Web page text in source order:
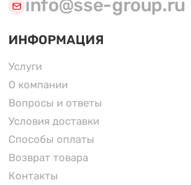
ИНФОРМАЦИЯ
Услуги
О компании
Вопросы и ответы
Условия доставки
Способы оплаты
Возврат товара
Контакты